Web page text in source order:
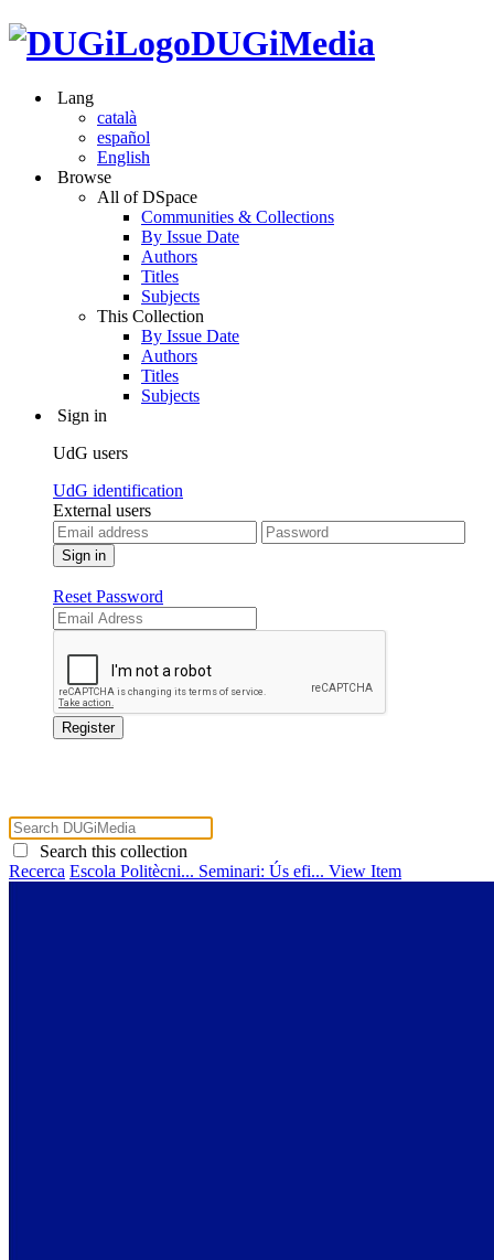
DUGiMedia
Lang
català
español
English
Browse
All of DSpace
Communities & Collections
By Issue Date
Authors
Titles
Subjects
This Collection
By Issue Date
Authors
Titles
Subjects
Sign in
UdG users
UdG identification
External users
Reset Password
Search this collection
Recerca Escola Politècni... Seminari: Ús efi... View Item